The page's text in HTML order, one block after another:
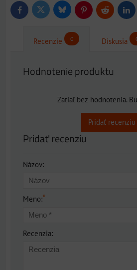
FacebookTwitter BlueskyPinterestReddit
Recenzie 0 Diskusia
Hodnotenie produktu
Zatiaľ bez hodnotenia.
Pridať recenziu
Pridať recenziu
Názov:
Meno:*
Recenzia: